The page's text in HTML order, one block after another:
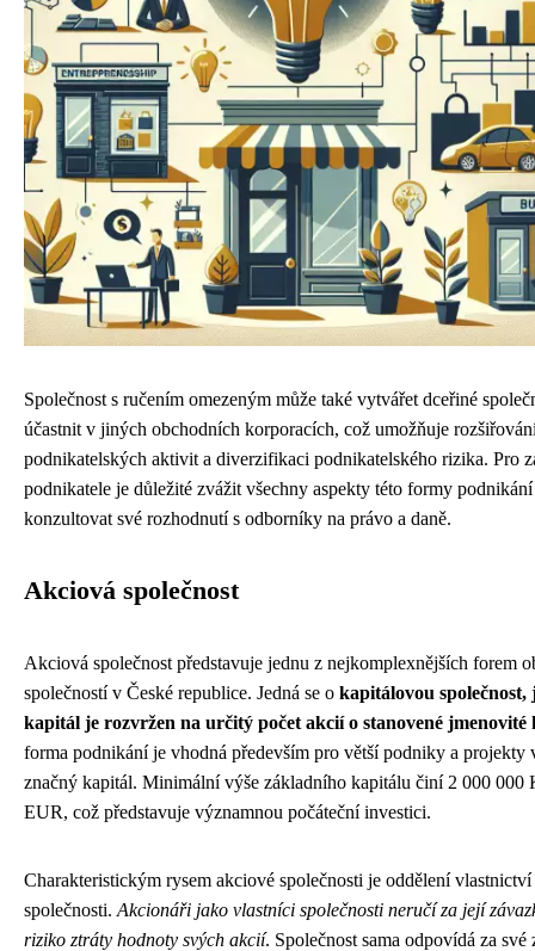
Společnost s ručením omezeným může také vytvářet dceřiné
účastnit v jiných obchodních korporacích, což umožňuje
podnikatelských aktivit a diverzifikaci podnikatelského rizika. Pro
podnikatele je důležité zvážit všechny aspekty této formy
konzultovat své rozhodnutí s odborníky na právo a daně.
Akciová společnost
Akciová společnost představuje jednu z nejkomplexnějších forem
společností v České republice. Jedná se o kapitálovou
kapitál je rozvržen na určitý počet akcií o stanovené jmenovité
forma podnikání je vhodná především pro větší podniky a projekty
značný kapitál. Minimální výše základního kapitálu činí 2 000 000
EUR, což představuje významnou počáteční investici.
Charakteristickým rysem akciové společnosti je oddělení
společnosti. Akcionáři jako vlastníci společnosti neručí za její
riziko ztráty hodnoty svých akcií. Společnost sama odpovídá za